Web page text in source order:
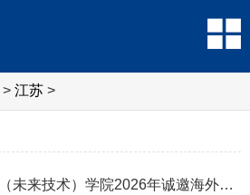
> 江苏 >
南京工业大学柔性电子（未来技术）学院2026年诚邀海外英才